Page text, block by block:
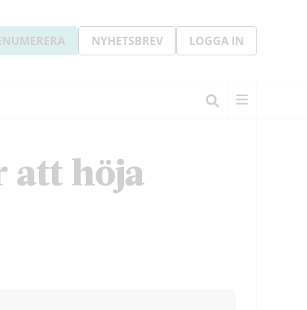
NYHETSBREV LOGGA IN
att höja